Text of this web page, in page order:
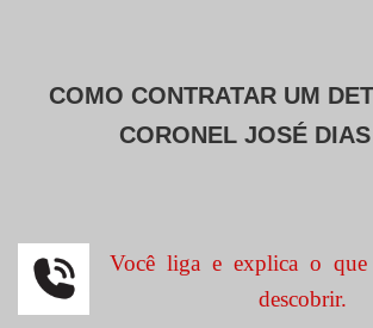
COMO CONTRATAR UM
CORONEL JOSÉ
Você liga e explica o que
descobrir.